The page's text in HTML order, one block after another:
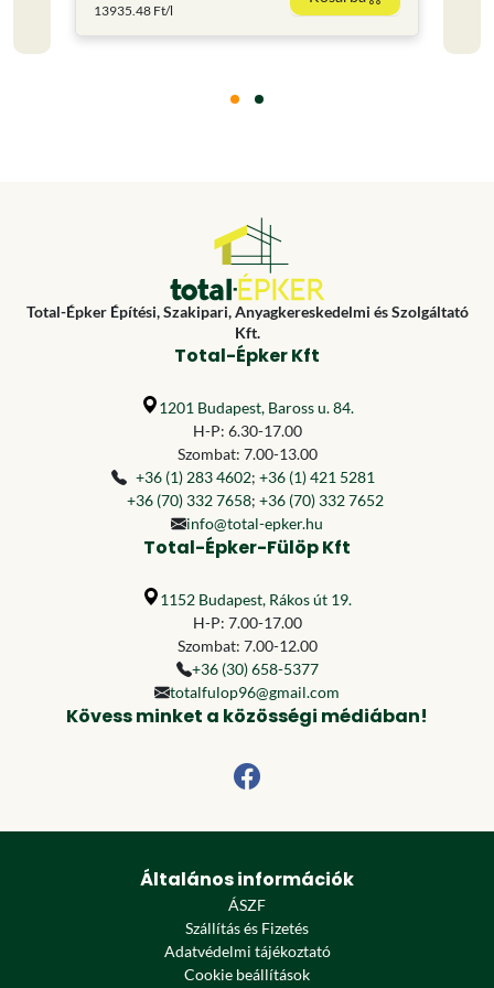
13935.48 Ft/l
Total-Épker Építési, Szakipari, Anyagkereskedelmi és Szolgáltató
Kft.
Total-Épker Kft
1201 Budapest, Baross u. 84.
H-P: 6.30-17.00
Szombat: 7.00-13.00
+36 (1) 283 4602; +36 (1) 421 5281
+36 (70) 332 7658; +36 (70) 332 7652
info@total-epker.hu
Total-Épker-Fülöp Kft
1152 Budapest, Rákos út 19.
H-P: 7.00-17.00
Szombat: 7.00-12.00
+36 (30) 658-5377
totalfulop96@gmail.com
Kövess minket a közösségi médiában!
Általános információk
ÁSZF
Szállítás és Fizetés
Adatvédelmi tájékoztató
Cookie beállítások